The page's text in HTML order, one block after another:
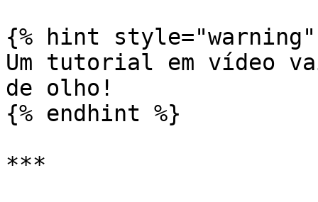
{% hint style="warning"
Um tutorial em vídeo
de olho!
{% endhint %}
***